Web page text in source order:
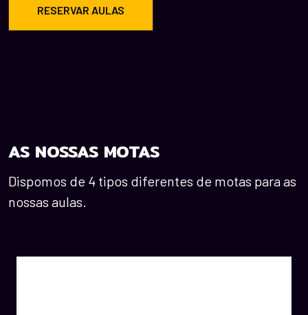
RESERVAR AULAS
AS NOSSAS MOTAS
Dispomos de 4 tipos diferentes de motas para as
nossas aulas.